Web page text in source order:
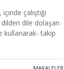
çalıştığı
dile dolaşan
kullanarak- takip